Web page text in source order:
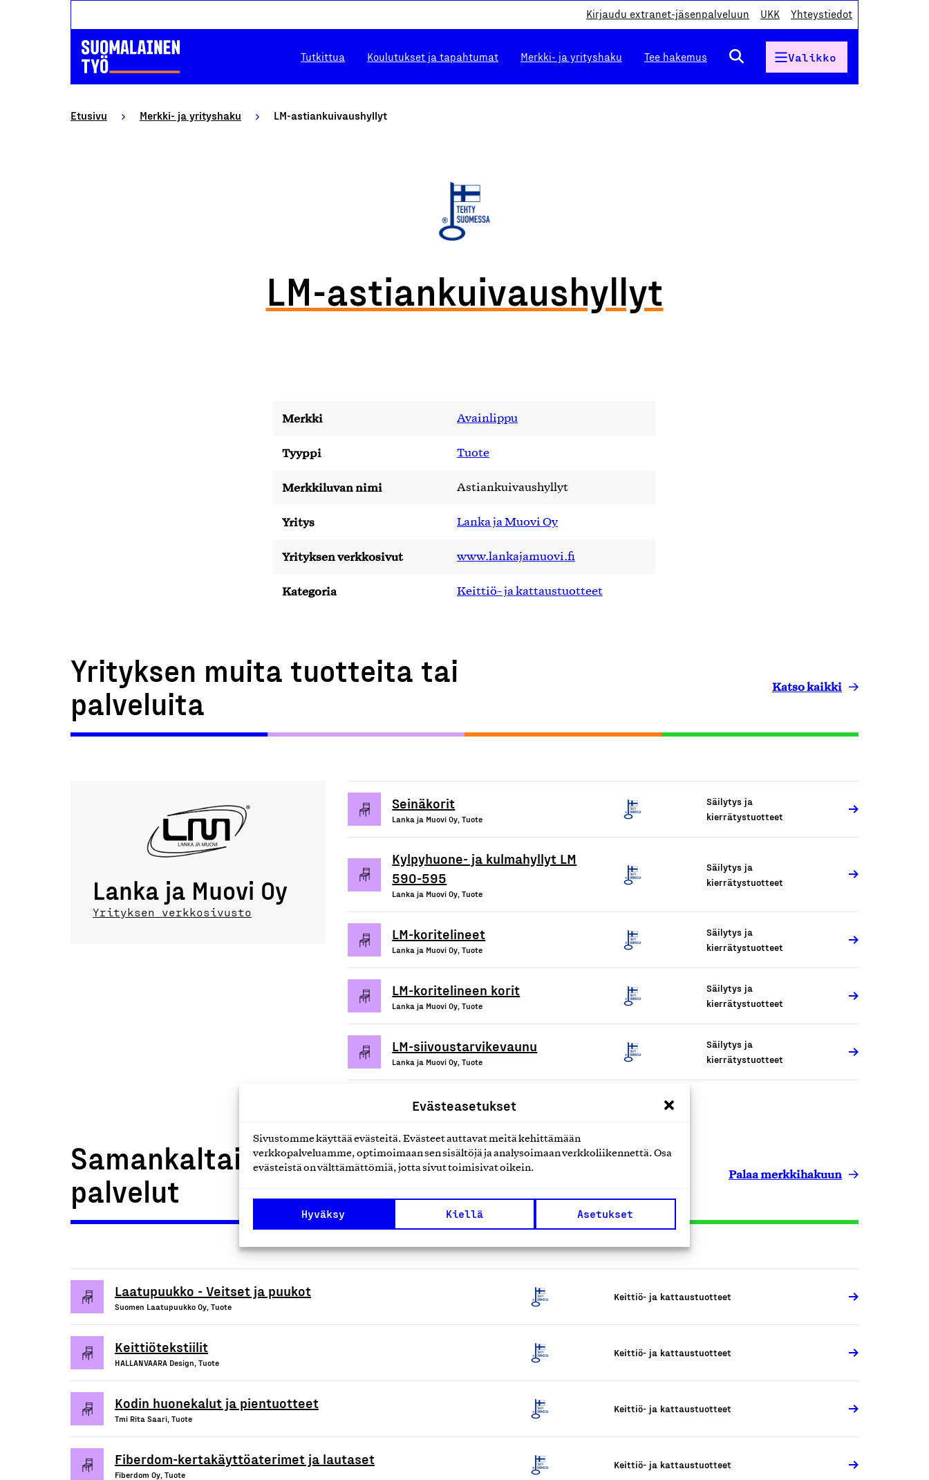
Evästeasetukset
Sivustomme käyttää evästeitä. Evästeet auttavat meitä kehittämään
verkkopalveluamme, optimoimaan sen sisältöjä ja analysoimaan verkkoliikennettä. Osa
evästeistä on välttämättömiä, jotta sivut toimisivat oikein.
Hyväksy Kiellä Asetukset
Kirjaudu extranet-jäsenpalveluun UKK Yhteystiedot
Tutkittua Koulutukset ja tapahtumat Merkki- ja yrityshaku Tee hakemus Valikko
Etusivu Merkki- ja yrityshaku LM-astiankuivaushyllyt
LM-astiankuivaushyllyt
Merkki Avainlippu
Tyyppi Tuote
Merkkiluvan nimi Astiankuivaushyllyt
Yritys Lanka ja Muovi Oy
Yrityksen verkkosivut www.lankajamuovi.fi
Kategoria Keittiö- ja kattaustuotteet
Yrityksen muita tuotteita tai
palveluita
Katso kaikki
Lanka ja Muovi Oy
Yrityksen verkkosivusto
Seinäkorit
Lanka ja Muovi Oy, Tuote
Säilytys ja
kierrätystuotteet
Kylpyhuone- ja kulmahyllyt LM
590-595
Lanka ja Muovi Oy, Tuote
Säilytys ja
kierrätystuotteet
LM-koritelineet
Lanka ja Muovi Oy, Tuote
Säilytys ja
kierrätystuotteet
LM-koritelineen korit
Lanka ja Muovi Oy, Tuote
Säilytys ja
kierrätystuotteet
LM-siivoustarvikevaunu
Lanka ja Muovi Oy, Tuote
Säilytys ja
kierrätystuotteet
Samankaltaiset tuotteet tai
palvelut
Palaa merkkihakuun
Laatupuukko - Veitset ja puukot
Suomen Laatupuukko Oy, Tuote
Keittiö- ja kattaustuotteet
Keittiötekstiilit
HALLANVAARA Design, Tuote
Keittiö- ja kattaustuotteet
Kodin huonekalut ja pientuotteet
Tmi Rita Saari, Tuote
Keittiö- ja kattaustuotteet
Fiberdom-kertakäyttöaterimet ja lautaset
Fiberdom Oy, Tuote
Keittiö- ja kattaustuotteet